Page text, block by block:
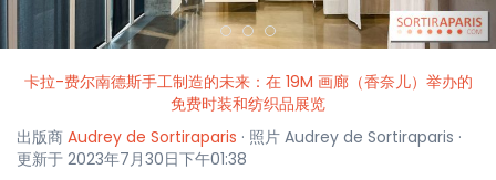
卡拉-费尔南德斯手工制造的未来：在 19M 画廊（香奈儿）举办的
免费时装和纺织品展览
出版商 Audrey de Sortiraparis · 照片 Audrey de Sortiraparis ·
更新于 2023年7月30日下午01:38